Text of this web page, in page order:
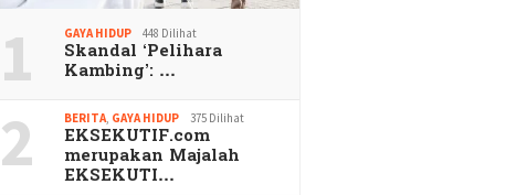
1 GAYA HIDUP 448 Dilihat
Skandal ‘Pelihara
Kambing’: …
2 BERITA, GAYA HIDUP 375 Dilihat
EKSEKUTIF.com
merupakan Majalah
EKSEKUTI…